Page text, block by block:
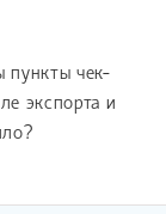
пункты чек-
экспорта и